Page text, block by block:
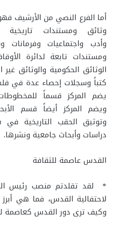
أما الفرع النصي من الأرشيف
وثائق ومستندات
وأدب واجتماعيات
ومستندات تابعة لدائرة
الوثائق الحكومية والوثائق
كتباً وسجلات إحصاء عدة في
يضم المركز قسماً للمخطوطات
ويضم المركز أيضاً قسم
وتوثيق الحقب التاريخية
دراسات وأبحاث جامعية ونشرها.
القدس عاصمة للثقافة
* لقد تقلدتم منصب رئيس
لاحتفالية القدس، فما هي أبرز
وكيف ترى دور القدس كعاصمة